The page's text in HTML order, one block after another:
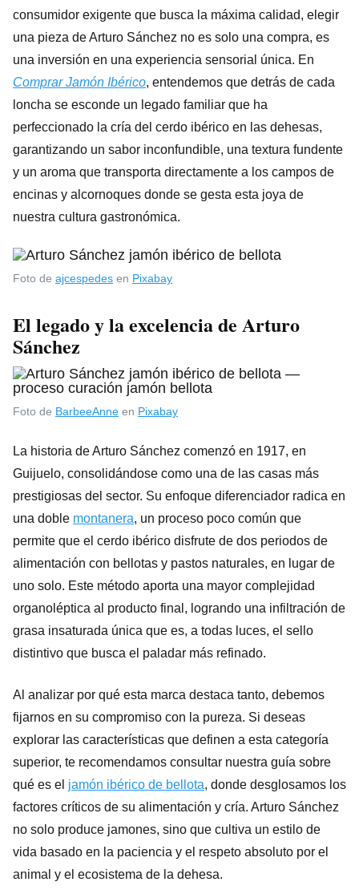
consumidor exigente que busca la máxima calidad, elegir
una pieza de Arturo Sánchez no es solo una compra, es
una inversión en una experiencia sensorial única. En
Comprar Jamón Ibérico, entendemos que detrás de cada
loncha se esconde un legado familiar que ha
perfeccionado la cría del cerdo ibérico en las dehesas,
garantizando un sabor inconfundible, una textura fundente
y un aroma que transporta directamente a los campos de
encinas y alcornoques donde se gesta esta joya de
nuestra cultura gastronómica.
Foto de ajcespedes en Pixabay
El legado y la excelencia de Arturo
Sánchez
Foto de BarbeeAnne en Pixabay
La historia de Arturo Sánchez comenzó en 1917, en
Guijuelo, consolidándose como una de las casas más
prestigiosas del sector. Su enfoque diferenciador radica en
una doble montanera, un proceso poco común que
permite que el cerdo ibérico disfrute de dos periodos de
alimentación con bellotas y pastos naturales, en lugar de
uno solo. Este método aporta una mayor complejidad
organoléptica al producto final, logrando una infiltración de
grasa insaturada única que es, a todas luces, el sello
distintivo que busca el paladar más refinado.
Al analizar por qué esta marca destaca tanto, debemos
fijarnos en su compromiso con la pureza. Si deseas
explorar las características que definen a esta categoría
superior, te recomendamos consultar nuestra guía sobre
qué es el jamón ibérico de bellota, donde desglosamos los
factores críticos de su alimentación y cría. Arturo Sánchez
no solo produce jamones, sino que cultiva un estilo de
vida basado en la paciencia y el respeto absoluto por el
animal y el ecosistema de la dehesa.